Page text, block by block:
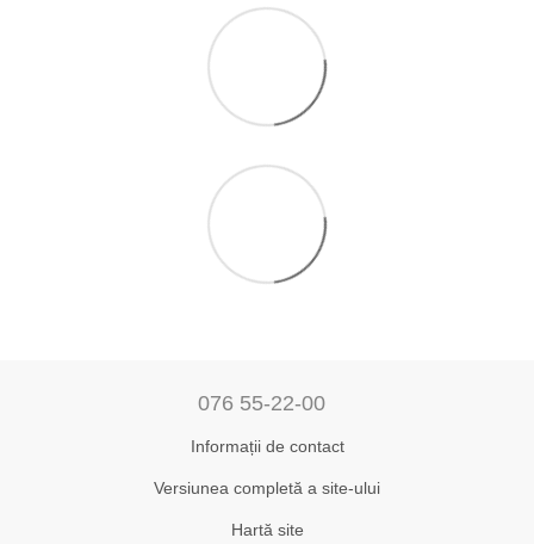
076 55-22-00
Informații de contact
Versiunea completă a site-ului
Hartă site